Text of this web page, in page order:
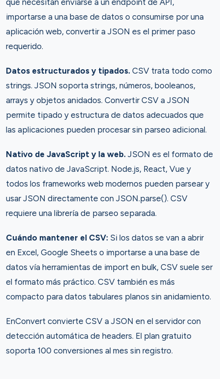
que necesitan enviarse a un endpoint de API,
importarse a una base de datos o consumirse por una
aplicación web, convertir a JSON es el primer paso
requerido.
Datos estructurados y tipados. CSV trata todo como
strings. JSON soporta strings, números, booleanos,
arrays y objetos anidados. Convertir CSV a JSON
permite tipado y estructura de datos adecuados que
las aplicaciones pueden procesar sin parseo adicional.
Nativo de JavaScript y la web. JSON es el formato de
datos nativo de JavaScript. Node.js, React, Vue y
todos los frameworks web modernos pueden parsear y
usar JSON directamente con JSON.parse(). CSV
requiere una librería de parseo separada.
Cuándo mantener el CSV: Si los datos se van a abrir
en Excel, Google Sheets o importarse a una base de
datos vía herramientas de import en bulk, CSV suele ser
el formato más práctico. CSV también es más
compacto para datos tabulares planos sin anidamiento.
EnConvert convierte CSV a JSON en el servidor con
detección automática de headers. El plan gratuito
soporta 100 conversiones al mes sin registro.